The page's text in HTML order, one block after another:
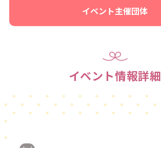
イベント主催団体
イベント情報詳細